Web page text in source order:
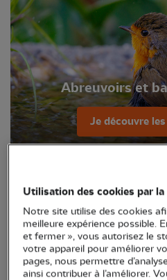
Abreuvoirs et
Je découvre
Utilisation des cookies par la
Notre site utilise des cookies
meilleure expérience possible.
et fermer », vous autorisez le
votre appareil pour améliorer
pages, nous permettre
ainsi contribuer à l’améliorer.